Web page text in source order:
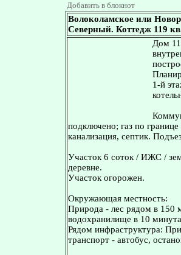
Добавить в блокнот
Волоколамское или
Северный. Коттедж 119
Дом
1-й
подключено; газ по
канализация, септик.
Участок 6 соток / ИЖС /
деревне.
Участок огорожен.
Окружающая местность:
Природа - лес рядом в 150
водохранилище в 10
Рядом инфраструктура:
транспорт - автобус,